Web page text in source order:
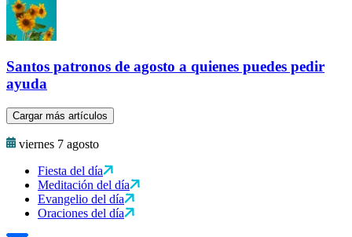
Santos patronos de agosto a quienes puedes pedir
ayuda
Cargar más artículos
viernes 7 agosto
Fiesta del día
Meditación del día
Evangelio del día
Oraciones del día